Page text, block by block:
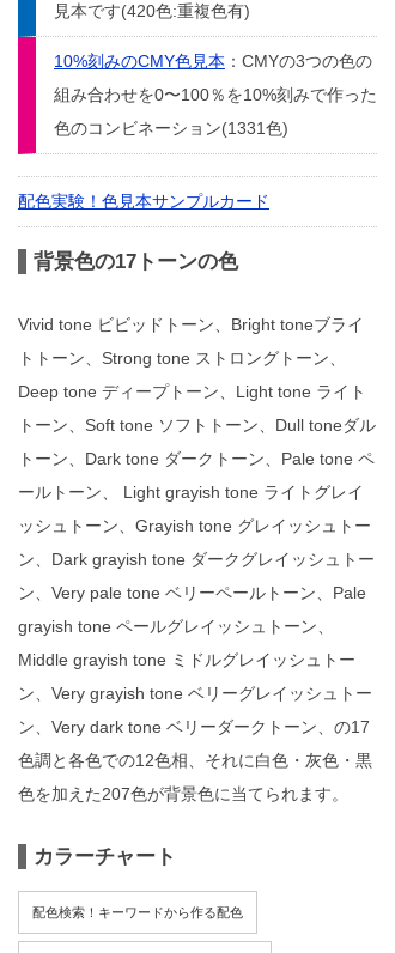
見本です(420色:重複色有)
10%刻みのCMY色見本 ：CMYの3つの色の
組み合わせを0〜100％を10%刻みで作った
色のコンビネーション(1331色)
配色実験！色見本サンプルカード
背景色の17トーンの色
Vivid tone ビビッドトーン、Bright toneブライ
トトーン、Strong tone ストロングトーン、
Deep tone ディープトーン、Light tone ライト
トーン、Soft tone ソフトトーン、Dull toneダル
トーン、Dark tone ダークトーン、Pale tone ペ
ールトーン、 Light grayish tone ライトグレイ
ッシュトーン、Grayish tone グレイッシュトー
ン、Dark grayish tone ダークグレイッシュトー
ン、Very pale tone ベリーペールトーン、Pale
grayish tone ペールグレイッシュトーン、
Middle grayish tone ミドルグレイッシュトー
ン、Very grayish tone ベリーグレイッシュトー
ン、Very dark tone ベリーダークトーン、の17
色調と各色での12色相、それに白色・灰色・黒
色を加えた207色が背景色に当てられます。
カラーチャート
配色検索！キーワードから作る配色